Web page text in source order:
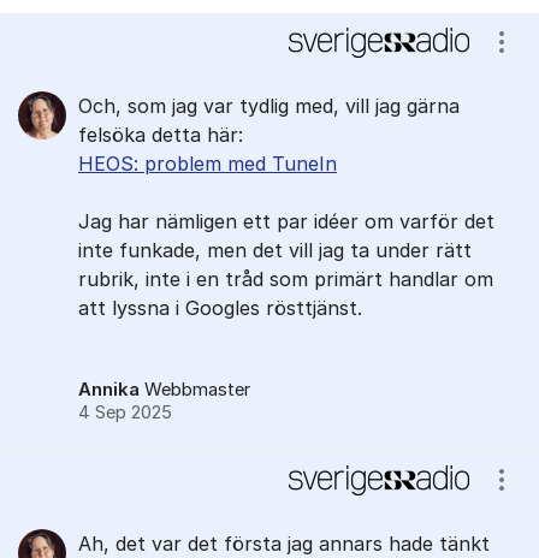
Och, som jag var tydlig med, vill jag gärna
felsöka detta här:
HEOS: problem med TuneIn
Jag har nämligen ett par idéer om varför det
inte funkade, men det vill jag ta under rätt
rubrik, inte i en tråd som primärt handlar om
att lyssna i Googles rösttjänst.
Annika Webbmaster
4 Sep 2025
Ah, det var det första jag annars hade tänkt